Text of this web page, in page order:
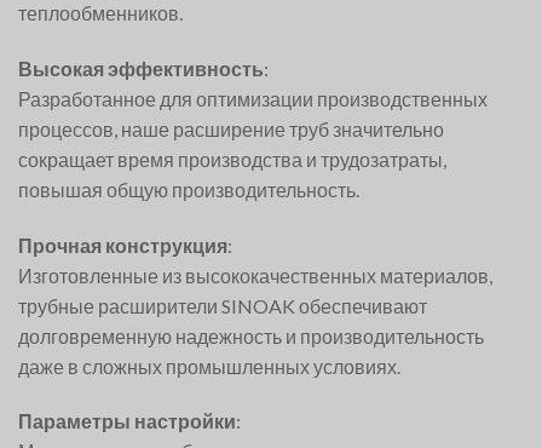
теплообменников.
Высокая эффективность:
Разработанное для оптимизации производственных
процессов, наше расширение труб значительно
сокращает время производства и трудозатраты,
повышая общую производительность.
Прочная конструкция:
Изготовленные из высококачественных материалов,
трубные расширители SINOAK обеспечивают
долговременную надежность и производительность
даже в сложных промышленных условиях.
Параметры настройки: